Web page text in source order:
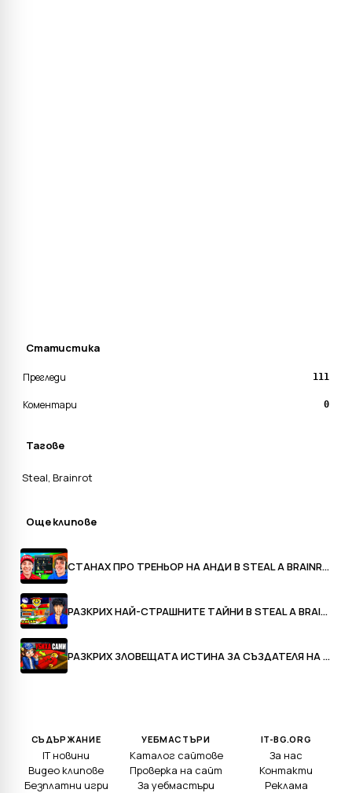
Статистика
Прегледи 111
Коментари 0
Тагове
Steal, Brainrot
Още клипове
СТАНАХ ПРО ТРЕНЬОР НА АНДИ В STEAL A BRAINROT
РАЗКРИХ НАЙ-СТРАШНИТЕ ТАЙНИ В STEAL A BRAINROT!
РАЗКРИХ ЗЛОВЕЩАТА ИСТИНА ЗА СЪЗДАТЕЛЯ НА STEAL A BRAINROT
СЪДЪРЖАНИЕ
IT новини
Видео клипове
Безплатни игри
УЕБМАСТЪРИ
Каталог сайтове
Проверка на сайт
За уебмастъри
IT-BG.ORG
За нас
Контакти
Реклама